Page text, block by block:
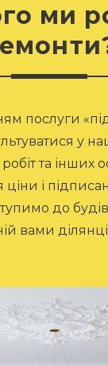
ми
послуги
у
та інших
ціни і
до
вами